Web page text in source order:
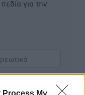
Process My
για την
επόμενη φορά.